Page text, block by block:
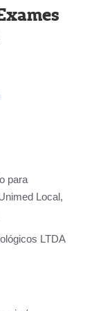
para
Local,
LTDA